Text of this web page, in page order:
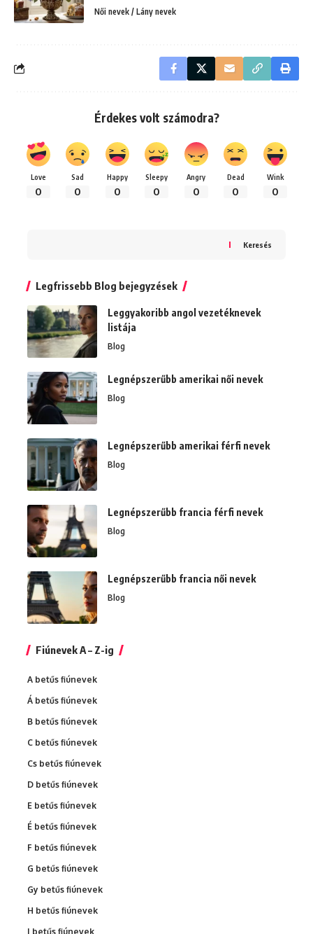
Női nevek / Lány nevek
Érdekes volt számodra?
Love
0
Sad
0
Happy
0
Sleepy
0
Angry
0
Dead
0
Wink
0
Keresés
Legfrissebb Blog bejegyzések
Leggyakoribb angol vezetéknevek
listája
Blog
Legnépszerűbb amerikai női nevek
Blog
Legnépszerűbb amerikai férfi nevek
Blog
Legnépszerűbb francia férfi nevek
Blog
Legnépszerűbb francia női nevek
Blog
Fiúnevek A – Z-ig
A betűs fiúnevek
Á betűs fiúnevek
B betűs fiúnevek
C betűs fiúnevek
Cs betűs fiúnevek
D betűs fiúnevek
E betűs fiúnevek
É betűs fiúnevek
F betűs fiúnevek
G betűs fiúnevek
Gy betűs fiúnevek
H betűs fiúnevek
I betűs fiúnevek